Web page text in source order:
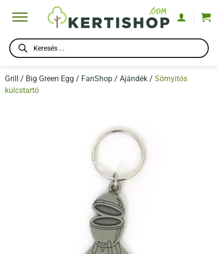
Products
search
Grill / Big Green Egg / FanShop / Ajándék / Sörnyitós
kulcstartó